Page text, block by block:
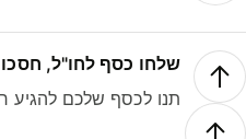
שלחו כסף לחו"ל, חסכו
תנו לכסף שלכם להגיע